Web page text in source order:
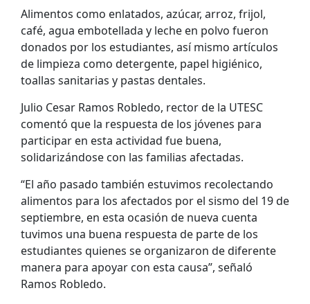
Alimentos como enlatados, azúcar, arroz, frijol,
café, agua embotellada y leche en polvo fueron
donados por los estudiantes, así mismo artículos
de limpieza como detergente, papel higiénico,
toallas sanitarias y pastas dentales.
Julio Cesar Ramos Robledo, rector de la UTESC
comentó que la respuesta de los jóvenes para
participar en esta actividad fue buena,
solidarizándose con las familias afectadas.
“El año pasado también estuvimos recolectando
alimentos para los afectados por el sismo del 19 de
septiembre, en esta ocasión de nueva cuenta
tuvimos una buena respuesta de parte de los
estudiantes quienes se organizaron de diferente
manera para apoyar con esta causa”, señaló
Ramos Robledo.